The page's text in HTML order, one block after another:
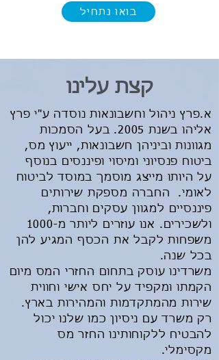
בואו נתחיל
קצת עלינו
א.פרץ ניהול וחשבונאות נוסדה ע"י פרץ
אליהו בשנת 2005. בעל הסמכות
מגוונות וביניהן חשבונאות, ייעוץ מס,
ביטוח פנסיוני ומיסוי ופיננסים בנוסף
על היותו מייצג מוסמך במוסד לביטוח
לאומי. החברה מספקת שירותים
פיננסיים למגוון עסקים וחברות,
ולשכירים. אנו עוזרים ליותר מ-1000
משפחות לקבל את הכסף המגיע להן
בכל שנה.
משרדינו עוסק בתחום החזרי המס מיום
הקמתו ומקפיד על יחס אישי וחווית
שירות מהמתקדמות והמהירות בארץ.
רק משרד עם ניסיון כמו שלנו יכול
להבטיח ללקוחותינו החזר מס
מקסימלי.